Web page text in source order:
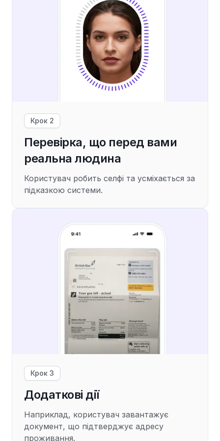
Крок 2
Перевірка, що перед вами
реальна людина
Користувач робить селфі та усміхається за
підказкою системи.
Крок 3
Додаткові дії
Наприклад, користувач завантажує
документ, що підтверджує адресу
проживання.